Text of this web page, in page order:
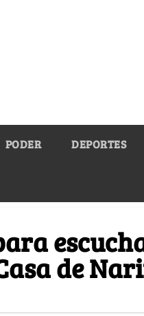
PODER DEPORTES
de